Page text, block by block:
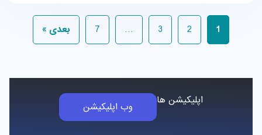
1
2
3
…
7 بعدی »
اپلیکیشن ها وب اپلیکیشن